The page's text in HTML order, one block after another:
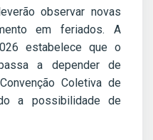
observar novas
em feriados. A
estabelece que o
a depender de
Coletiva de
a possibilidade de